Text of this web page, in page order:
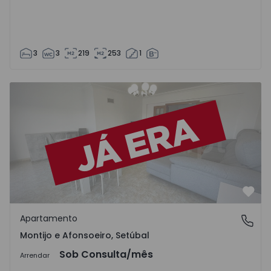
3 3 219 253 1
Apartamento T3 Montijo, Montijo e Afonsoeiro -
Montijo e Afonsoeiro, Setúbal
Apartamento
Montijo e Afonsoeiro, Setúbal
Arrendar Sob Consulta/mês